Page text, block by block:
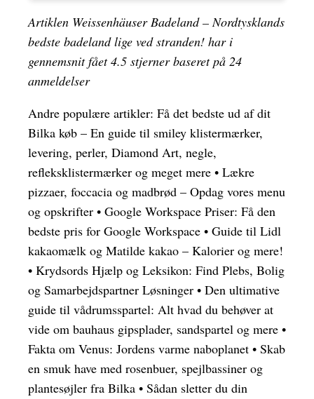
Artiklen Weissenhäuser Badeland – Nordtysklands
bedste badeland lige ved stranden! har i
gennemsnit fået4.5 stjerner baseret på 24
anmeldelser
Andre populære artikler: Få det bedste ud af dit
Bilka køb – En guide til smiley klistermærker,
levering, perler, Diamond Art, negle,
refleksklistermærker og meget mere • Lækre
pizzaer, foccacia og madbrød – Opdag vores menu
og opskrifter • Google Workspace Priser: Få den
bedste pris for Google Workspace • Guide til Lidl
kakaomælk og Matilde kakao – Kalorier og mere!
• Krydsords Hjælp og Leksikon: Find Plebs, Bolig
og Samarbejdspartner Løsninger • Den ultimative
guide til vådrumsspartel: Alt hvad du behøver at
vide om bauhaus gipsplader, sandspartel og mere •
Fakta om Venus: Jordens varme naboplanet • Skab
en smuk have med rosenbuer, spejlbassiner og
plantesøjler fra Bilka • Sådan sletter du din